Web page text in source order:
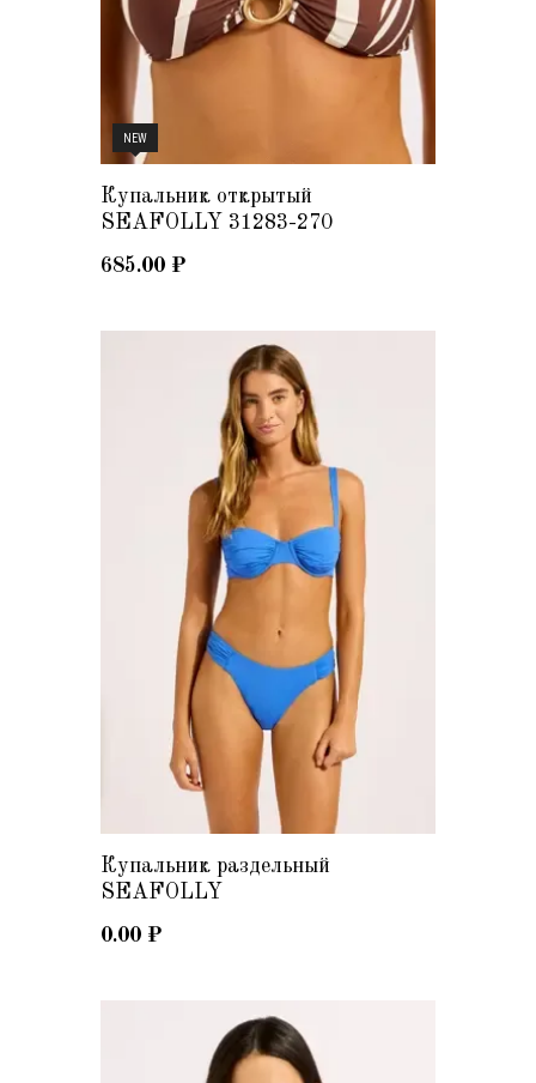
NEW
Купальник открытый
SEAFOLLY 31283-270
685.00 ₽
Купальник раздельный
SEAFOLLY
0.00 ₽